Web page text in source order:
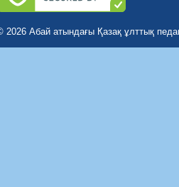
2026 Абай атындағы Қазақ ұлттық